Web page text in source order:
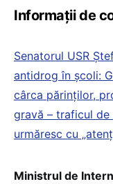
Informații de
Senatorul USR
antidrog în școli:
cârca părinților,
gravă – traficul
urmăresc cu
Ministrul de